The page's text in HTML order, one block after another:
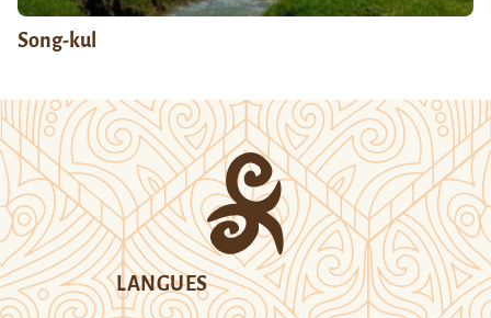
Song-kul
LANGUES